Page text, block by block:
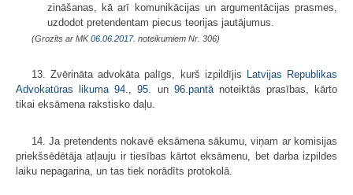
zināšanas, kā arī komunikācijas un argumentācijas prasmes,
uzdodot pretendentam piecus teorijas jautājumus.
(Grozīts ar MK06.06.2017. noteikumiem Nr. 306)
13. Zvērināta advokāta palīgs, kurš izpildījis Latvijas Republikas
Advokatūras likuma 94. ,95. un 96.pantānoteiktās prasības, kārto
tikai eksāmena rakstisko daļu.
14. Ja pretendents nokavē eksāmena sākumu, viņam ar komisijas
priekšsēdētāja atļauju ir tiesības kārtot eksāmenu, bet darba izpildes
laiku nepagarina, un tas tiek norādīts protokolā.